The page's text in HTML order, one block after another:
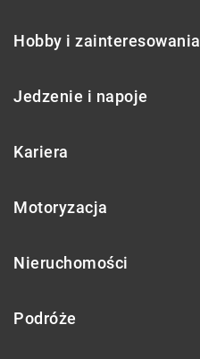
Hobby i zainteresowania
Jedzenie i napoje
Kariera
Motoryzacja
Nieruchomości
Podróże